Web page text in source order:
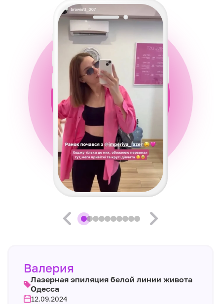
Валерия
Лазерная эпиляция белой линии живота
Одесса
12.09.2024